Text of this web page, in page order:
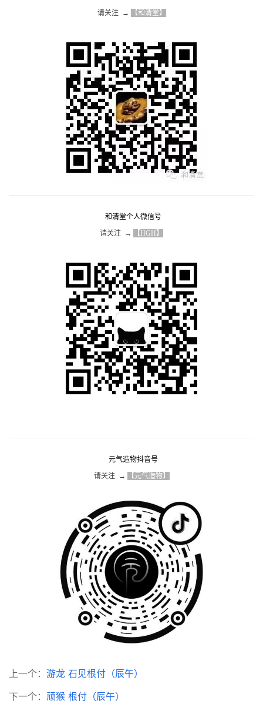
请关注  → 【和清堂】
和清堂个人微信号
请关注  → 【HGH】
元气造物抖音号
请关注  → 【元气造物】
上一个： 游龙 石见根付（辰午）
下一个： 顽猴 根付（辰午）